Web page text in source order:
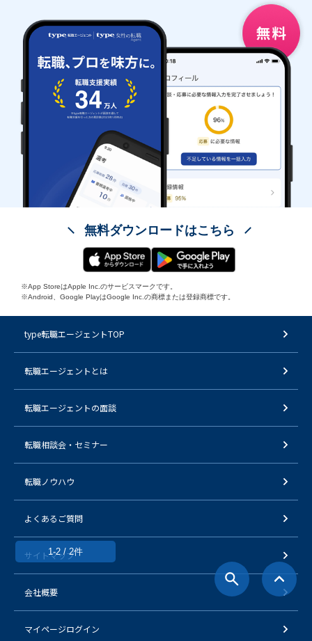
1-2 / 2件
無料ダウンロードはこちら
※App StoreはApple Inc.のサービスマークです。
※Android、Google PlayはGoogle Inc.の商標または登録商標です。
type転職エージェントTOP
転職エージェントとは
転職エージェントの面談
転職相談会・セミナー
転職ノウハウ
よくあるご質問
サイトマップ
会社概要
マイページログイン